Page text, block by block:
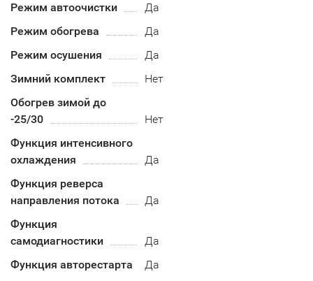
Режим автоочистки
Да
Режим обогрева
Да
Режим осушения
Да
Зимний комплект
Нет
Обогрев зимой до
-25/30
Нет
Функция интенсивного
охлаждения
Да
Функция реверса
направления потока
Да
Функция
самодиагностики
Да
Функция авторестарта
Да